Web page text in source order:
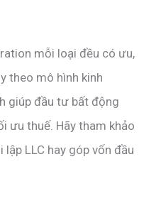
mỗi loại đều có ưu,
theo mô hình kinh
giúp đầu tư bất động
ưu thuế. Hãy tham khảo
LLC hay góp vốn đầu